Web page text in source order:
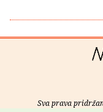
Sva prava